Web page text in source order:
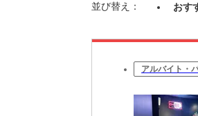
並び替え： おす
アルバイト・